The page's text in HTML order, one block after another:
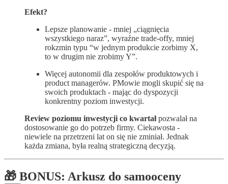
Efekt?
Lepsze planowanie - mniej „ciągnięcia
wszystkiego naraz”, wyraźne trade-offy, mniej
rokzmin typu “w jednym produkcie zorbimy X,
to w drugim nie zrobimy Y”.
Więcej autonomii dla zespołów produktowych i
product managerów. PMowie mogli skupić się na
swoich produktach - mając do dyspozycji
konkrentny poziom inwestycji.
Review poziomu inwestycji co kwartałpozwalał na
dostosowanie go do potrzeb firmy. Ciekawosta -
niewiele na przetrzeni lat on się nie zminiał. Jednak
każda zmiana, była realną strategiczną decyzją.
🎁 BONUS: Arkusz do samooceny